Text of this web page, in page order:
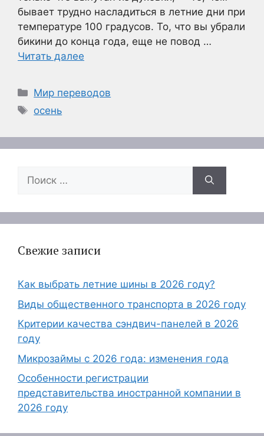
бывает трудно насладиться в летние дни при
температуре 100 градусов. То, что вы убрали
бикини до конца года, еще не повод …
Читать далее
Рубрики
Мир переводов
Метки
осень
Поиск:
Свежие записи
Как выбрать летние шины в 2026 году?
Виды общественного транспорта в 2026 году
Критерии качества сэндвич-панелей в 2026
году
Микрозаймы с 2026 года: изменения года
Особенности регистрации
представительства иностранной компании в
2026 году